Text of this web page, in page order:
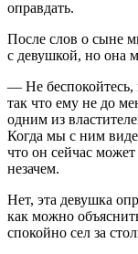
оправдать.
После слов о сыне
с девушкой, но она
— Не беспокойтесь,
так что ему не до
одним из
Когда мы с ним
что он сейчас
незачем.
Нет, эта девушка
как можно
спокойно сел за